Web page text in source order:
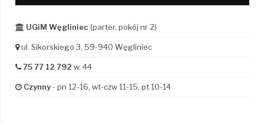
UGiM Węgliniec (parter, pokój nr 2)
ul. Sikorskiego 3, 59-940 Węgliniec
75 77 12 792 w. 44
Czynny- pn 12-16, wt-czw 11-15, pt 10-14